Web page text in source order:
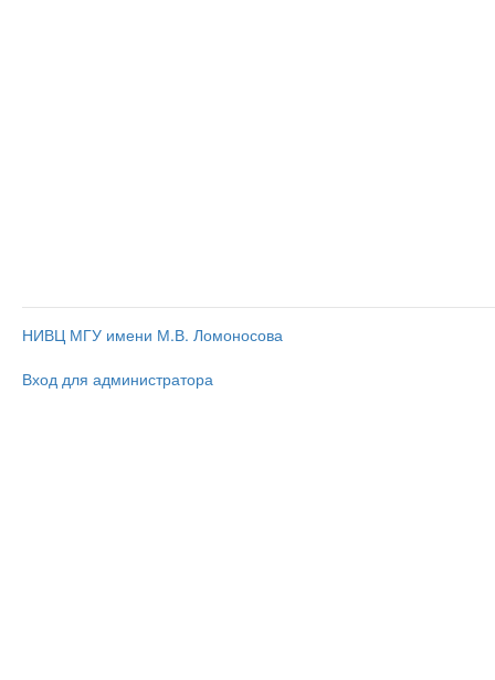
НИВЦ МГУ имени М.В. Ломоносова
Вход для администратора